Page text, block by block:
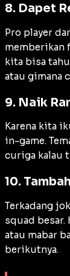
8. Dapet
Pro player
memberikan
kita bisa
atau gimana
9. Naik
Karena kita
in-game.
curiga kalau
10.
Terkadang
squad
atau mabar
berikutnya.